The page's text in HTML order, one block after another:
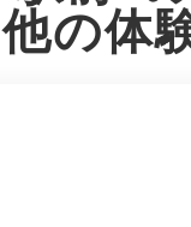
他の体